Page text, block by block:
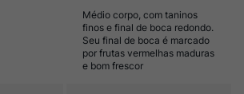
Médio corpo, com taninos
finos e final de boca redondo.
Seu final de boca é marcado
por frutas vermelhas maduras
e bom frescor